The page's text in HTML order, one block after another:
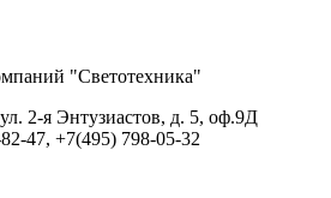
"Светотехника"
ул. 2-я Энтузиастов, д. 5, оф.9Д
47, +7(495) 798-05-32